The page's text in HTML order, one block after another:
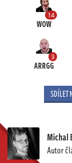
14
WOW
3
ARRGG
SDÍLET
Michal
Autor